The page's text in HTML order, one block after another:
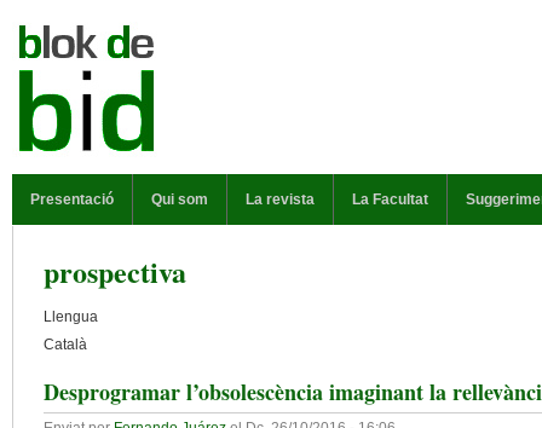
Presentació Qui som La revista La Facultat
prospectiva
Llengua
Català
Desprogramar l’obsolescència imaginant la